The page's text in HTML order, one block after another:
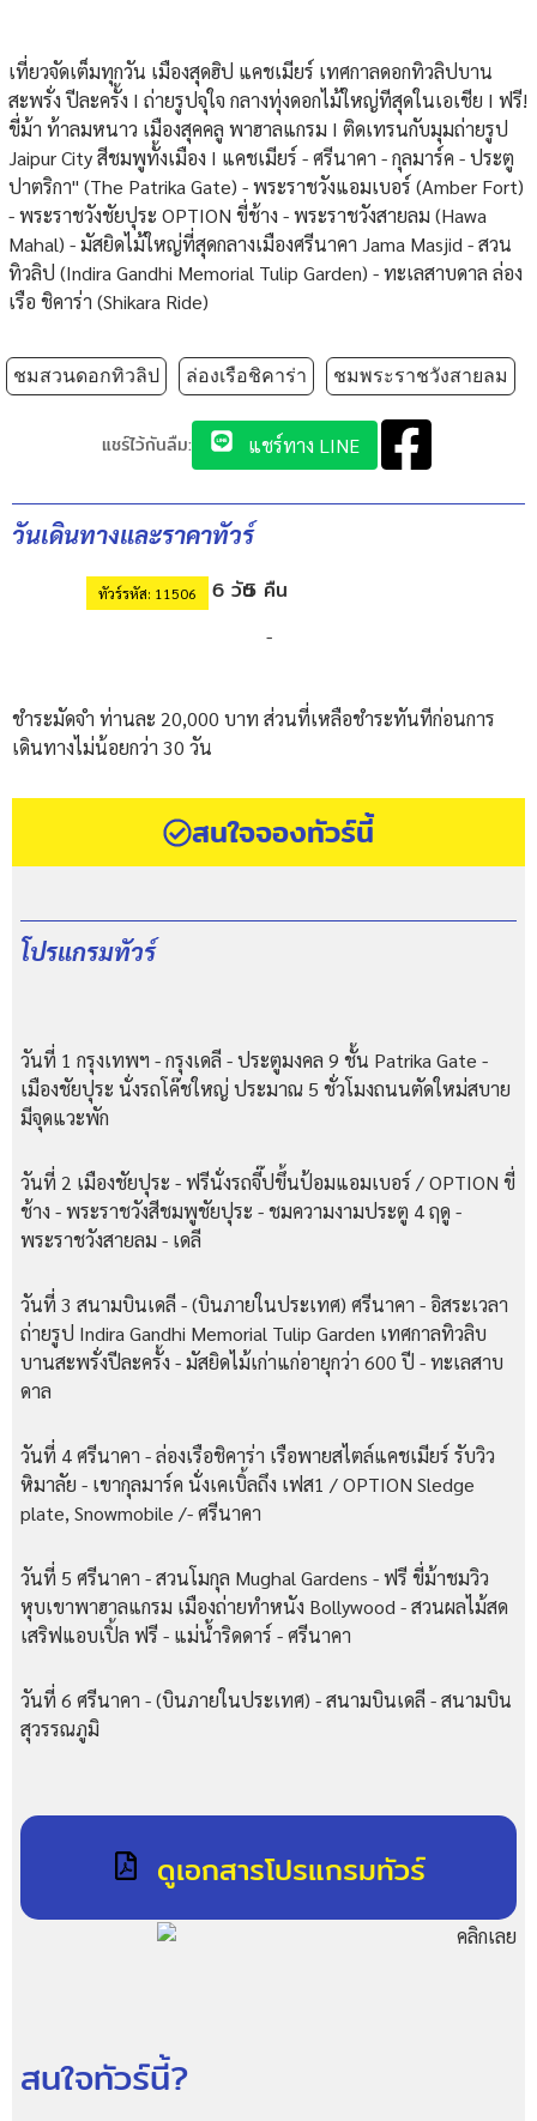
เที่ยวจัดเต็มทุกวัน เมืองสุดฮิป แคชเมียร์ เทศกาลดอกทิวลิปบาน
สะพรั่ง ปีละครั้ง I ถ่ายรูปจุใจ กลางทุ่งดอกไม้ใหญ่ทีสุดในเอเชีย I ฟรี!
ขี่ม้า ท้าลมหนาว เมืองสุคคลู พาฮาลแกรม I ติดเทรนกับมุมถ่ายรูป
Jaipur City สีชมพูทั้งเมือง I แคชเมียร์ - ศรีนาคา - กุลมาร์ค - ประตู
ปาตริกา" (The Patrika Gate) - พระราชวังแอมเบอร์ (Amber Fort)
- พระราชวังชัยปุระ OPTION ขี่ช้าง - พระราชวังสายลม (Hawa
Mahal) - มัสยิดไม้ใหญ่ที่สุดกลางเมืองศรีนาคา Jama Masjid - สวน
ทิวลิป (Indira Gandhi Memorial Tulip Garden) - ทะเลสาบดาล ล่อง
เรือ ชิคาร่า (Shikara Ride)
ชมสวนดอกทิวลิป ล่องเรือชิคาร่า ชมพระราชวังสายลม
แชร์ไว้กันลืม: แชร์ทาง LINE
วันเดินทางและราคาทัวร์
ทัวร์รหัส: 11506 6 วัน5 คืน
-
ชำระมัดจำ ท่านละ 20,000 บาท ส่วนที่เหลือชำระทันทีก่อนการ
เดินทางไม่น้อยกว่า 30 วัน
สนใจจองทัวร์นี้
โปรแกรมทัวร์
วันที่ 1 กรุงเทพฯ - กรุงเดลี - ประตูมงคล 9 ชั้น Patrika Gate -
เมืองชัยปุระ นั่งรถโค๊ชใหญ่ ประมาณ 5 ชั่วโมงถนนตัดใหม่สบาย
มีจุดแวะพัก
วันที่ 2 เมืองชัยปุระ - ฟรีนั่งรถจี๊ปขึ้นป้อมแอมเบอร์ / OPTION ขี่
ช้าง - พระราชวังสีชมพูชัยปุระ - ชมความงามประตู 4 ฤดู -
พระราชวังสายลม - เดลี
วันที่ 3 สนามบินเดลี - (บินภายในประเทศ) ศรีนาคา - อิสระเวลา
ถ่ายรูป Indira Gandhi Memorial Tulip Garden เทศกาลทิวลิบ
บานสะพรั่งปีละครั้ง - มัสยิดไม้เก่าแก่อายุกว่า 600 ปี - ทะเลสาบ
ดาล
วันที่ 4 ศรีนาคา - ล่องเรือชิคาร่า เรือพายสไตล์แคชเมียร์ รับวิว
หิมาลัย - เขากุลมาร์ค นั่งเคเบิ้ลถึง เฟส1 / OPTION Sledge
plate, Snowmobile /- ศรีนาคา
วันที่ 5 ศรีนาคา - สวนโมกุล Mughal Gardens - ฟรี ขี่ม้าชมวิว
หุบเขาพาฮาลแกรม เมืองถ่ายทำหนัง Bollywood - สวนผลไม้สด
เสริฟแอบเปิ้ล ฟรี - แม่น้ำริดดาร์ - ศรีนาคา
วันที่ 6 ศรีนาคา - (บินภายในประเทศ) - สนามบินเดลี - สนามบิน
สุวรรณภูมิ
ดูเอกสารโปรแกรมทัวร์
สนใจทัวร์นี้?